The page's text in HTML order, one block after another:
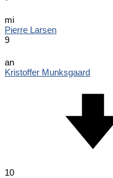
mi
Pierre Larsen
9
an
Kristoffer Munksgaard
10